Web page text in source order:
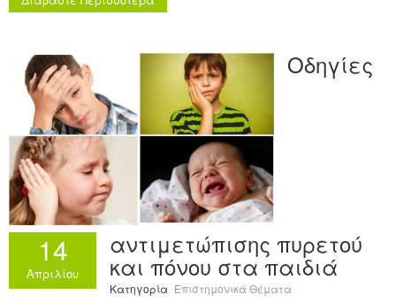
9ο Συνέδριο Παιδιατρικής της
εκπαίδευσης στην παιδιατρική.
14
Απριλίου
Οδηγίες
αντιμετώπισης πυρετού
και πόνου στα παιδιά
Κατηγορία Επιστημονικά Θέματα